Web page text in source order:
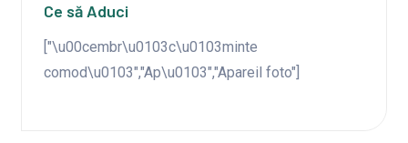
Ce să Aduci
["\u00cembr\u0103c\u0103minte
comod\u0103","Ap\u0103","Apareil foto"]